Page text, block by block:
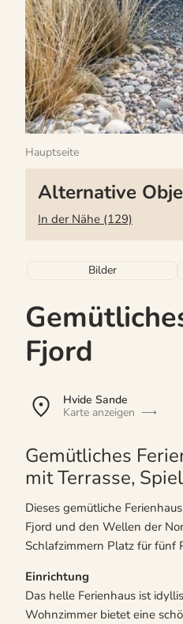
Hauptseite
Alternative
In der Nähe (129)
Bilder
Fjord
Hvide Sande
Karte anzeigen
Gemütliches
mit Terrasse,
Dieses gemütliche
Fjord und den Wellen der
Schlafzimmern Platz für fünf
Einrichtung
Das helle Ferienhaus ist
Wohnzimmer bietet eine